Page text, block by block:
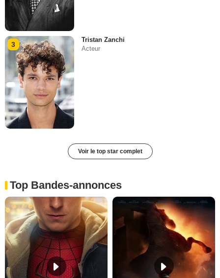
3
Tristan Zanchi
Acteur
Voir le top star complet
Top Bandes-annonces